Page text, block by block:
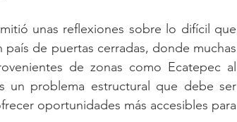
unas reflexiones sobre lo difícil que
de puertas cerradas, donde muchas
de zonas como Ecatepec al
un problema estructural que debe ser
oportunidades más accesibles para